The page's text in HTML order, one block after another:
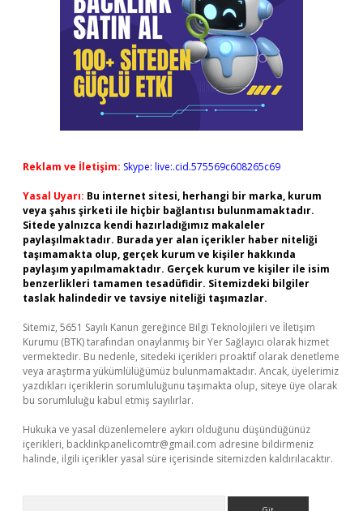
Reklam ve İletişim: Skype: live:.cid.575569c608265c69
Yasal Uyarı: Bu internet sitesi, herhangi bir marka, kurum
veya şahıs şirketi ile hiçbir bağlantısı bulunmamaktadır.
Sitede yalnızca kendi hazırladığımız makaleler
paylaşılmaktadır. Burada yer alan içerikler haber niteliği
taşımamakta olup, gerçek kurum ve kişiler hakkında
paylaşım yapılmamaktadır. Gerçek kurum ve kişiler ile isim
benzerlikleri tamamen tesadüfidir. Sitemizdeki bilgiler
taslak halindedir ve tavsiye niteliği taşımazlar.
Sitemiz, 5651 Sayılı Kanun gereğince Bilgi Teknolojileri ve İletişim
Kurumu (BTK) tarafından onaylanmış bir Yer Sağlayıcı olarak hizmet
vermektedir. Bu nedenle, sitedeki içerikleri proaktif olarak denetleme
veya araştırma yükümlülüğümüz bulunmamaktadır. Ancak, üyelerimiz
yazdıkları içeriklerin sorumluluğunu taşımakta olup, siteye üye olarak
bu sorumluluğu kabul etmiş sayılırlar.
Hukuka ve yasal düzenlemelere aykırı olduğunu düşündüğünüz
içerikleri, backlinkpanelicomtr@gmail.com adresine bildirmeniz
halinde, ilgili içerikler yasal süre içerisinde sitemizden kaldırılacaktır.